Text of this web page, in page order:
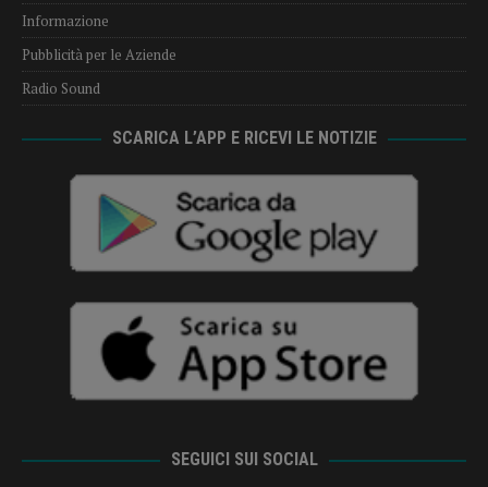
Informazione
Pubblicità per le Aziende
Radio Sound
SCARICA L’APP E RICEVI LE NOTIZIE
SEGUICI SUI SOCIAL